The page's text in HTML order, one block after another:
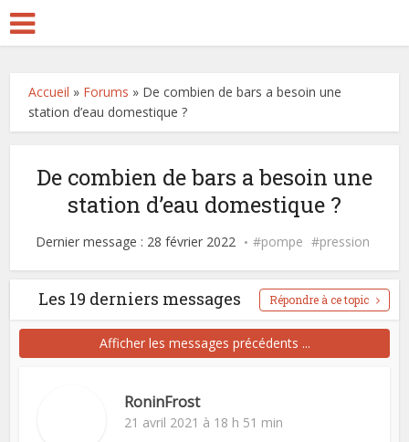
Accueil » Forums » De combien de bars a besoin une
station d’eau domestique ?
De combien de bars a besoin une
station d’eau domestique ?
Dernier message : 28 février 2022 pompe pression
Les 19 derniers messages Répondre à ce topic
Afficher les messages précédents ...
RoninFrost
21 avril 2021 à 18 h 51 min